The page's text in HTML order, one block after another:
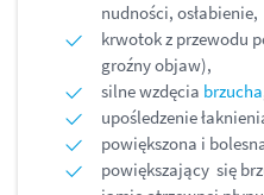
nudności, osłabienie,
krwotok z przewodu
groźny objaw),
silne wzdęcia brzucha
upośledzenie
powiększona i
powiększający się